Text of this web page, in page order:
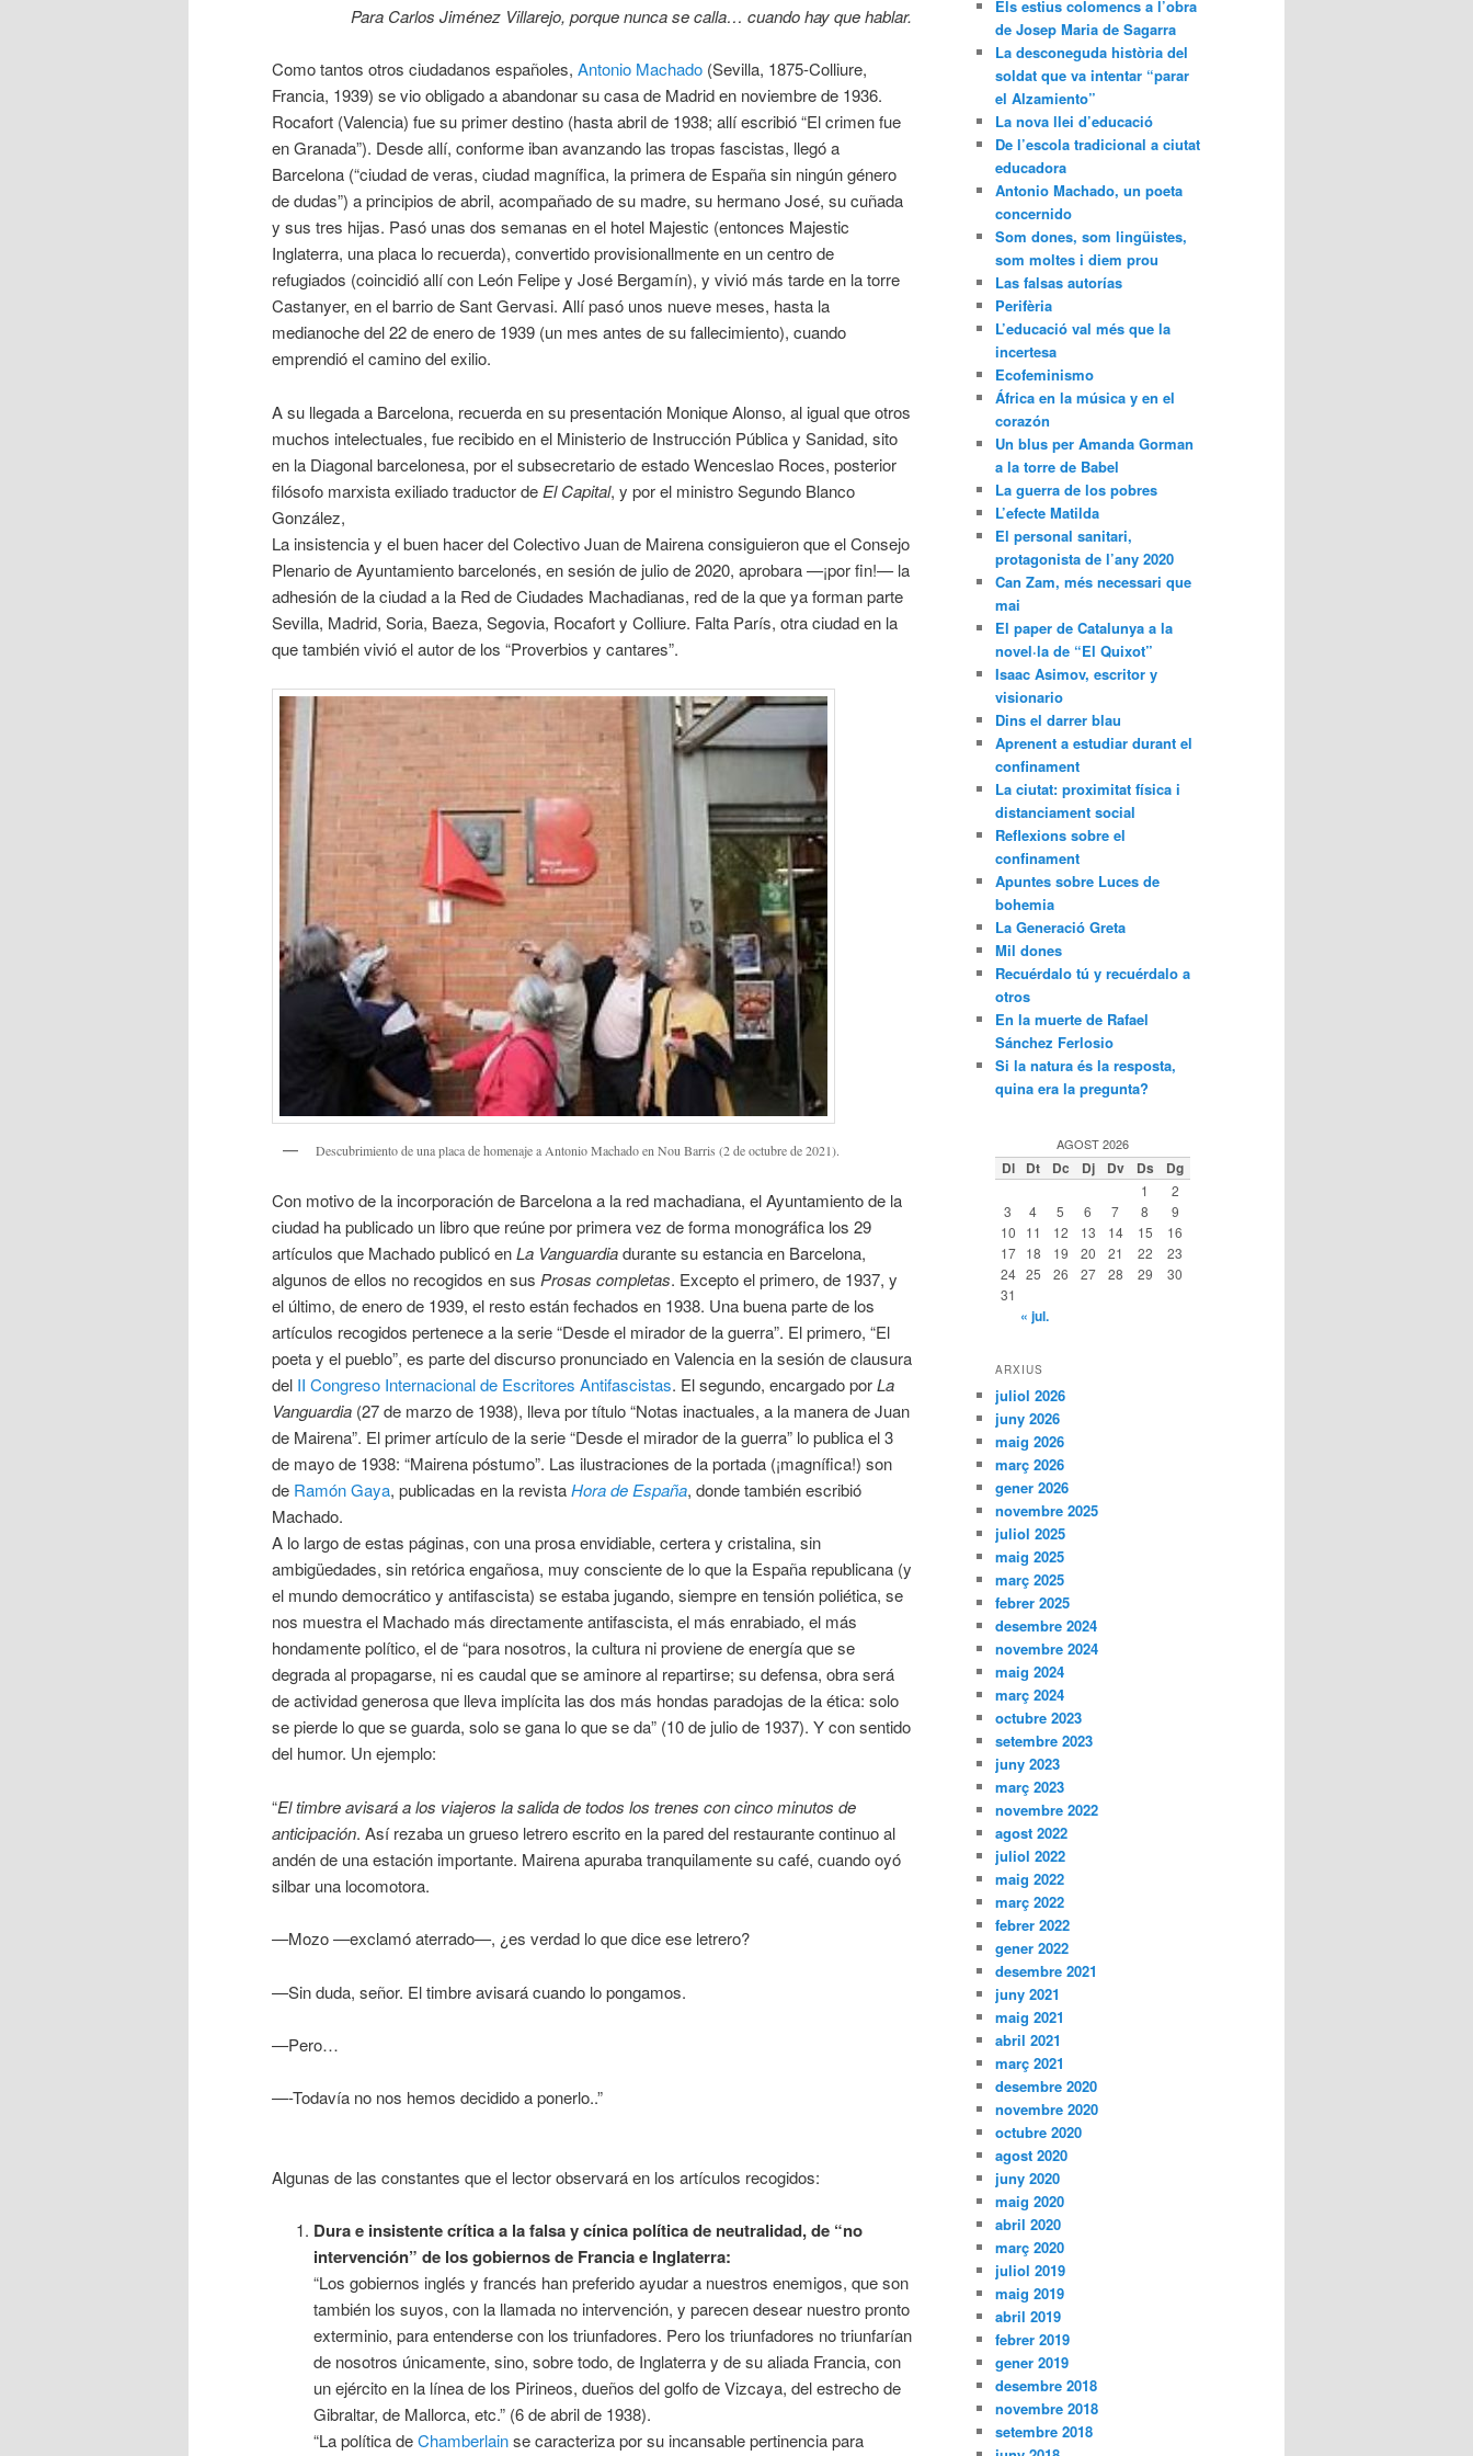
Para Carlos Jiménez Villarejo, porque nunca se calla… cuando hay que hablar.
Como tantos otros ciudadanos españoles, Antonio Machado (Sevilla, 1875-Colliure,
Francia, 1939) se vio obligado a abandonar su casa de Madrid en noviembre de 1936.
Rocafort (Valencia) fue su primer destino (hasta abril de 1938; allí escribió “El crimen fue
en Granada”). Desde allí, conforme iban avanzando las tropas fascistas, llegó a
Barcelona (“ciudad de veras, ciudad magnífica, la primera de España sin ningún género
de dudas”) a principios de abril, acompañado de su madre, su hermano José, su cuñada
y sus tres hijas. Pasó unas dos semanas en el hotel Majestic (entonces Majestic
Inglaterra, una placa lo recuerda), convertido provisionallmente en un centro de
refugiados (coincidió allí con León Felipe y José Bergamín), y vivió más tarde en la torre
Castanyer, en el barrio de Sant Gervasi. Allí pasó unos nueve meses, hasta la
medianoche del 22 de enero de 1939 (un mes antes de su fallecimiento), cuando
emprendió el camino del exilio.
A su llegada a Barcelona, recuerda en su presentación Monique Alonso, al igual que otros
muchos intelectuales, fue recibido en el Ministerio de Instrucción Pública y Sanidad, sito
en la Diagonal barcelonesa, por el subsecretario de estado Wenceslao Roces, posterior
filósofo marxista exiliado traductor de El Capital, y por el ministro Segundo Blanco
González,
La insistencia y el buen hacer del Colectivo Juan de Mairena consiguieron que el Consejo
Plenario de Ayuntamiento barcelonés, en sesión de julio de 2020, aprobara—¡por fin!—la
adhesión de la ciudad a la Red de Ciudades Machadianas, red de la que ya forman parte
Sevilla, Madrid, Soria, Baeza, Segovia, Rocafort y Colliure. Falta París, otra ciudad en la
que también vivió el autor de los “Proverbios y cantares”.
Descubrimiento de una placa de homenaje a Antonio Machado en Nou Barris (2 de octubre de 2021).
Con motivo de la incorporación de Barcelona a la red machadiana, el Ayuntamiento de la
ciudad ha publicado un libro que reúne por primera vez de forma monográfica los 29
artículos que Machado publicó enLa Vanguardiadurante su estancia en Barcelona,
algunos de ellos no recogidos en sus Prosas completas. Excepto el primero, de 1937, y
el último, de enero de 1939, el resto están fechados en 1938. Una buena parte de los
artículos recogidos pertenece a la serie “Desde el mirador de la guerra”. El primero, “El
poeta y el pueblo”, es parte del discurso pronunciado en Valencia en la sesión de clausura
del II Congreso Internacional de Escritores Antifascistas. El segundo, encargado porLa
Vanguardia (27 de marzo de 1938), lleva por título “Notas inactuales, a la manera de Juan
de Mairena”. El primer artículo de la serie “Desde el mirador de la guerra” lo publica el 3
de mayo de 1938: “Mairena póstumo”. Las ilustraciones de la portada (¡magnífica!) son
de Ramón Gaya, publicadas en la revistaHora de España, donde también escribió
Machado.
A lo largo de estas páginas, con una prosa envidiable, certera y cristalina, sin
ambigüedades, sin retórica engañosa, muy consciente de lo que la España republicana (y
el mundo democrático y antifascista) se estaba jugando, siempre en tensión poliética, se
nos muestra el Machado más directamente antifascista, el más enrabiado, el más
hondamente político, el de “para nosotros, la cultura ni proviene de energía que se
degrada al propagarse, ni es caudal que se aminore al repartirse; su defensa, obra será
de actividad generosa que lleva implícita las dos más hondas paradojas de la ética: solo
se pierde lo que se guarda, solo se gana lo que se da” (10 de julio de 1937). Y con sentido
del humor. Un ejemplo:
“El timbre avisará a los viajeros la salida de todos los trenes con cinco minutos de
anticipación. Así rezaba un grueso letrero escrito en la pared del restaurante continuo al
andén de una estación importante. Mairena apuraba tranquilamente su café, cuando oyó
silbar una locomotora.
—Mozo—exclamó aterrado—, ¿es verdad lo que dice ese letrero?
—Sin duda, señor. El timbre avisará cuando lo pongamos.
—Pero…
—-Todavía no nos hemos decidido a ponerlo..”
Algunas de las constantes que el lector observará en los artículos recogidos:
Dura e insistente crítica a la falsa y cínica política de neutralidad, de “no
intervención” de los gobiernos de Francia e Inglaterra:
“Los gobiernos inglés y francés han preferido ayudar a nuestros enemigos, que son
también los suyos, con la llamada no intervención, y parecen desear nuestro pronto
exterminio, para entenderse con los triunfadores. Pero los triunfadores no triunfarían
de nosotros únicamente, sino, sobre todo, de Inglaterra y de su aliada Francia, con
un ejército en la línea de los Pirineos, dueños del golfo de Vizcaya, del estrecho de
Gibraltar, de Mallorca, etc.” (6 de abril de 1938).
“La política deChamberlainse caracteriza por su incansable pertinencia para
Els estius colomencs a l’obra
de Josep Maria de Sagarra
La desconeguda història del
soldat que va intentar “parar
el Alzamiento”
La nova llei d’educació
De l’escola tradicional a ciutat
educadora
Antonio Machado, un poeta
concernido
Som dones, som lingüistes,
som moltes i diem prou
Las falsas autorías
Perifèria
L’educació val més que la
incertesa
Ecofeminismo
África en la música y en el
corazón
Un blus per Amanda Gorman
a la torre de Babel
La guerra de los pobres
L’efecte Matilda
El personal sanitari,
protagonista de l’any 2020
Can Zam, més necessari que
mai
El paper de Catalunya a la
novel·la de “El Quixot”
Isaac Asimov, escritor y
visionario
Dins el darrer blau
Aprenent a estudiar durant el
confinament
La ciutat: proximitat física i
distanciament social
Reflexions sobre el
confinament
Apuntes sobre Luces de
bohemia
La Generació Greta
Mil dones
Recuérdalo tú y recuérdalo a
otros
En la muerte de Rafael
Sánchez Ferlosio
Si la natura és la resposta,
quina era la pregunta?
AGOST 2026
Dl Dt Dc Dj Dv Ds Dg
1
2
3
4 5 6 7 8
9
10
11 12 13 14 15
16
17
18 19 20 21 22
23
24 25 26 27 28 29
30
31
« jul.
ARXIUS
juliol 2026
juny 2026
maig 2026
març 2026
gener 2026
novembre 2025
juliol 2025
maig 2025
març 2025
febrer 2025
desembre 2024
novembre 2024
maig 2024
març 2024
octubre 2023
setembre 2023
juny 2023
març 2023
novembre 2022
agost 2022
juliol 2022
maig 2022
març 2022
febrer 2022
gener 2022
desembre 2021
juny 2021
maig 2021
abril 2021
març 2021
desembre 2020
novembre 2020
octubre 2020
agost 2020
juny 2020
maig 2020
abril 2020
març 2020
juliol 2019
maig 2019
abril 2019
febrer 2019
gener 2019
desembre 2018
novembre 2018
setembre 2018